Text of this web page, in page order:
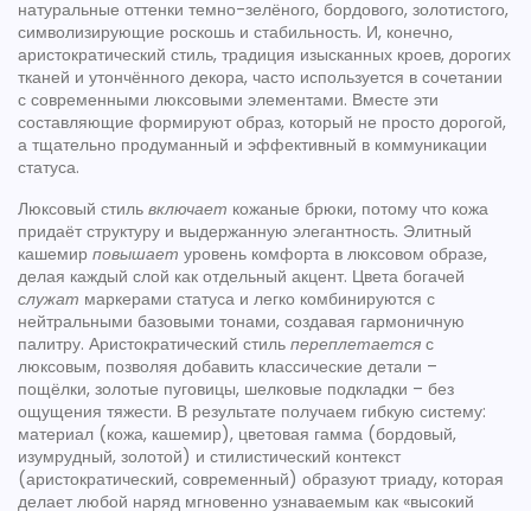
натуральные оттенки темно-зелёного, бордового, золотистого,
символизирующие роскошь и стабильность. И, конечно,
аристократический стиль, традиция изысканных кроев, дорогих
тканей и утончённого декора, часто используется в сочетании
с современными люксовыми элементами. Вместе эти
составляющие формируют образ, который не просто дорогой,
а тщательно продуманный и эффективный в коммуникации
статуса.
Люксовый стиль включает кожаные брюки, потому что кожа
придаёт структуру и выдержанную элегантность. Элитный
кашемир повышает уровень комфорта в люксовом образе,
делая каждый слой как отдельный акцент. Цвета богачей
служат маркерами статуса и легко комбинируются с
нейтральными базовыми тонами, создавая гармоничную
палитру. Аристократический стиль переплетается с
люксовым, позволяя добавить классические детали –
пощёлки, золотые пуговицы, шелковые подкладки – без
ощущения тяжести. В результате получаем гибкую систему:
материал (кожа, кашемир), цветовая гамма (бордовый,
изумрудный, золотой) и стилистический контекст
(аристократический, современный) образуют триаду, которая
делает любой наряд мгновенно узнаваемым как «высокий